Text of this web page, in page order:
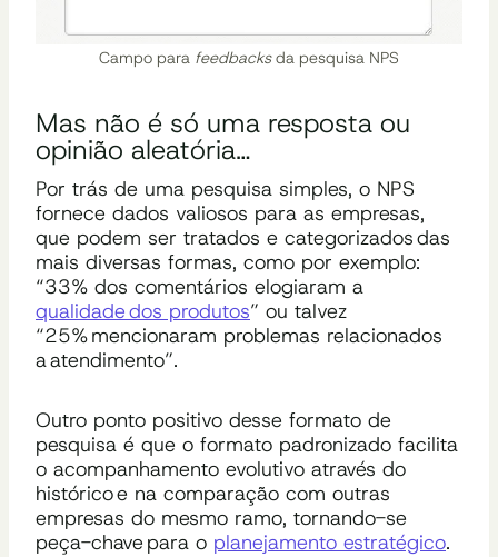
Campo para feedbacksda pesquisa NPS
Mas não é só uma resposta ou
opinião aleatória…
Por trás de uma pesquisa simples, o NPS
fornece dados valiosos para as empresas,
que podem ser tratados e categorizados das
mais diversas formas, como por exemplo:
“33% dos comentários elogiaram a
qualidade dos produtos” ou talvez
“25% mencionaram problemas relacionados
a atendimento”.
Outro ponto positivo desse formato de
pesquisa é que o formato padronizado facilita
o acompanhamento evolutivo através do
históricoe na comparação com outras
empresas do mesmo ramo, tornando-se
peça-chave para o planejamento estratégico.